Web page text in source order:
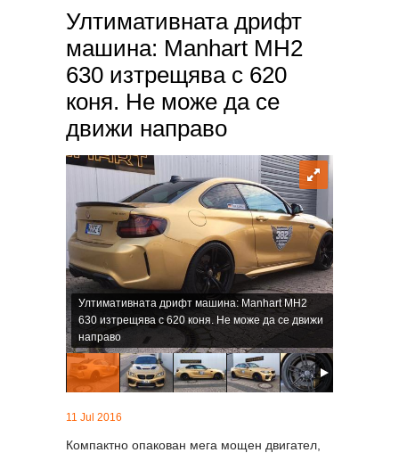
Ултимативната дрифт
машина: Manhart MH2
630 изтрещява с 620
коня. Не може да се
движи направо
Ултимативната дрифт машина: Manhart MH2
630 изтрещява с 620 коня. Не може да се движи
направо
11 Jul 2016
Компактно опакован мега мощен двигател,